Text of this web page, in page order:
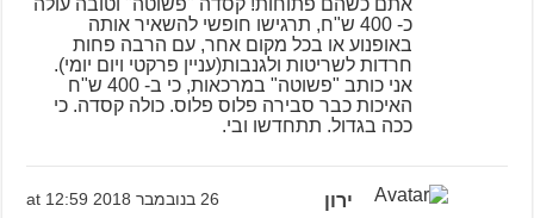
כ- 400 ש"ח, תרגישו חופשי להשאיר אותה
באופנוע או בכל מקום אחר, עם הרבה פחות
חרדות לשריטות ולגנבות(עניין פרקטי ויום יומי).
אני כותב "פשוטה" במרכאות, כי ב- 400 ש"ח
האיכות כבר סבירה פלוס פלוס. כולה קסדה. כי
ככה בגדול. תתחדשו ובי.
ירון 26 בנובמבר 2018 at 12:59